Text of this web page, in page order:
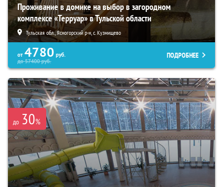
Проживание в домике на выбор в загородном
комплексе «Терруар» в Тульской области
Тульская обл., Ясногорский р-н, с. Кузмищево
от 4780 руб.
до57400руб.
ПОДРОБНЕЕ
до 30%